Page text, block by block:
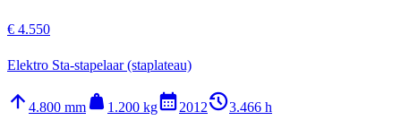
€ 4.550
Elektro Sta-stapelaar (staplateau)
arrow_upward 4.800 mm weight 1.200 kgcalendar_month2012history_23.466 h